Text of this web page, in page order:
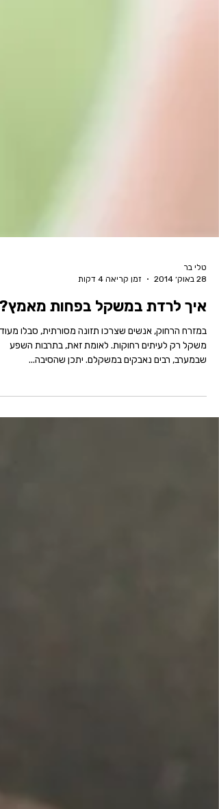
28 באוק׳ 2014
זמן קריאה 4 דקות
איך לרדת במשקל בפחות
במזרח הרחוק, אנשים שצרכו תזונה מסורתית, סבלו